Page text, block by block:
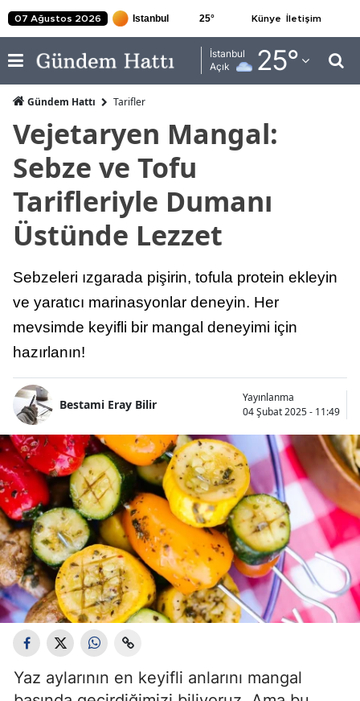
07 Ağustos 2026 25° Künye İletişim
İstanbul
Açık
25°
Adana
Adıyaman
Ağrı
Ankara
Artvin
Aydın
Bilecik
Bingöl
Bitlis
Bolu
Burdur
Bursa
Çanakkale
Çankırı
Denizli
Gündem Hattı Tarifler
Vejetaryen Mangal:
Sebze ve Tofu
Tarifleriyle Dumanı
Üstünde Lezzet
Sebzeleri ızgarada pişirin, tofula protein ekleyin
ve yaratıcı marinasyonlar deneyin. Her
mevsimde keyifli bir mangal deneyimi için
hazırlanın!
Bestami Eray Bilir
Yayınlanma
04 Şubat 2025 - 11:49
Yaz aylarının en keyifli anlarını mangal